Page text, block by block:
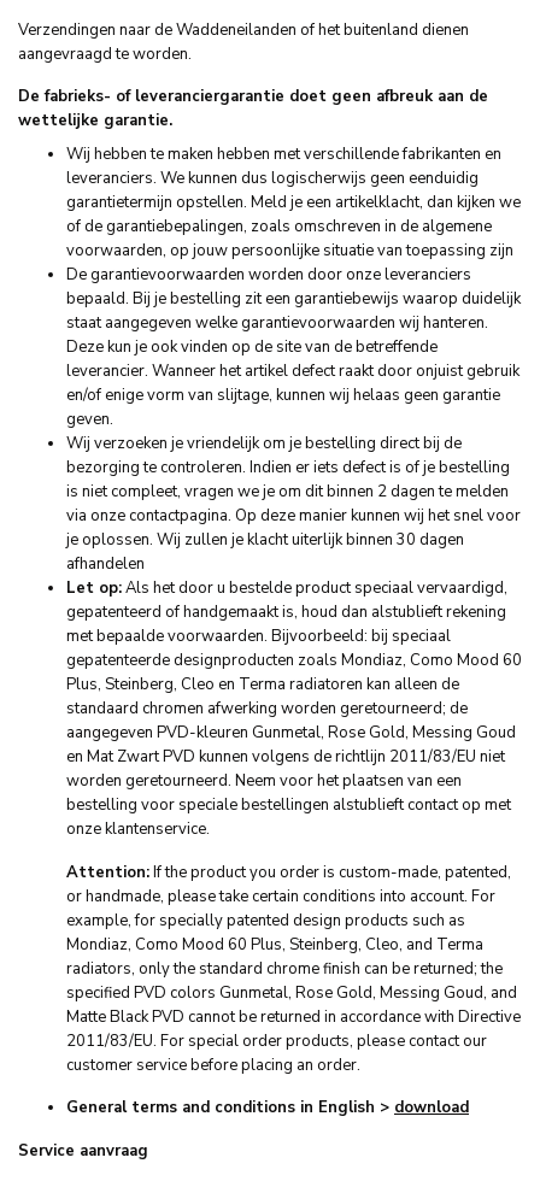
Verzendingen naar de Waddeneilanden of het buitenland dienen
aangevraagd te worden.
De fabrieks- of leveranciergarantie doet geen afbreuk aan de
wettelijke garantie.
Wij hebben te maken hebben met verschillende fabrikanten en
leveranciers. We kunnen dus logischerwijs geen eenduidig
garantietermijn opstellen. Meld je een artikelklacht, dan kijken we
of de garantiebepalingen, zoals omschreven in de algemene
voorwaarden, op jouw persoonlijke situatie van toepassing zijn
De garantievoorwaarden worden door onze leveranciers
bepaald. Bij je bestelling zit een garantiebewijs waarop duidelijk
staat aangegeven welke garantievoorwaarden wij hanteren.
Deze kun je ook vinden op de site van de betreffende
leverancier. Wanneer het artikel defect raakt door onjuist gebruik
en/of enige vorm van slijtage, kunnen wij helaas geen garantie
geven.
Wij verzoeken je vriendelijk om je bestelling direct bij de
bezorging te controleren. Indien er iets defect is of je bestelling
is niet compleet, vragen we je om dit binnen 2 dagen te melden
via onze contactpagina. Op deze manier kunnen wij het snel voor
je oplossen. Wij zullen je klacht uiterlijk binnen 30 dagen
afhandelen
Let op:Als het door u bestelde product speciaal vervaardigd,
gepatenteerd of handgemaakt is, houd dan alstublieft rekening
met bepaalde voorwaarden. Bijvoorbeeld: bij speciaal
gepatenteerde designproducten zoals Mondiaz, Como Mood 60
Plus, Steinberg, Cleo en Terma radiatoren kan alleen de
standaard chromen afwerking worden geretourneerd; de
aangegeven PVD-kleuren Gunmetal, Rose Gold, Messing Goud
en Mat Zwart PVD kunnen volgens de richtlijn 2011/83/EU niet
worden geretourneerd. Neem voor het plaatsen van een
bestelling voor speciale bestellingen alstublieft contact op met
onze klantenservice.
Attention:If the product you order is custom-made, patented,
or handmade, please take certain conditions into account. For
example, for specially patented design products such as
Mondiaz, Como Mood 60 Plus, Steinberg, Cleo, and Terma
radiators, only the standard chrome finish can be returned; the
specified PVD colors Gunmetal, Rose Gold, Messing Goud, and
Matte Black PVD cannot be returned in accordance with Directive
2011/83/EU. For special order products, please contact our
customer service before placing an order.
General terms and conditions in English > download
Service aanvraag